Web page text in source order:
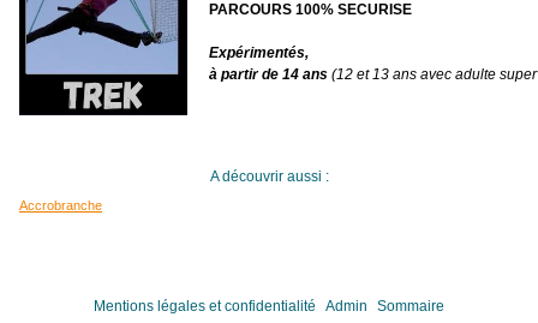
PARCOURS 100% SECURISE
Expérimentés,
à partir de 14 ans (12 et 13 ans avec adulte
A découvrir aussi :
Accrobranche
Mentions légales et confidentialité Admin Sommaire